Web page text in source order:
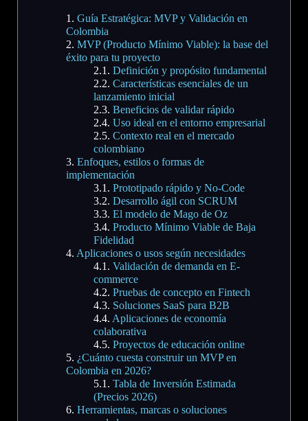
Guía Estratégica: MVP y Validación en
Colombia
MVP (Producto Mínimo Viable): la base del
éxito para tu proyecto
Definición y propósito fundamental
Características esenciales de un
lanzamiento inicial
Beneficios de validar rápido
Uso ideal en el entorno empresarial
Contexto real en el mercado
colombiano
Enfoques, estilos o formas de
implementación
Prototipado rápido y No-Code
Desarrollo ágil con SCRUM
El modelo de Mago de Oz
Producto Mínimo Viable de Baja
Fidelidad
Aplicaciones o usos según necesidades
Validación de demanda en E-
commerce
Pruebas de concepto en Fintech
Soluciones SaaS para B2B
Aplicaciones de economía
colaborativa
Proyectos de educación online
¿Cuánto cuesta construir un MVP en
Colombia en 2026?
Tabla de Inversión Estimada
(Precios 2026)
Herramientas, marcas o soluciones